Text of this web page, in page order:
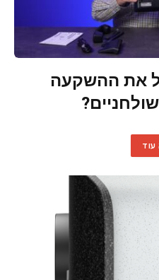
את ההשקעה
עוד